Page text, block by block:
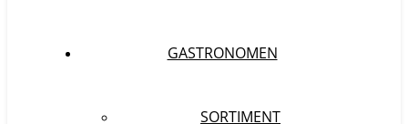
GASTRONOMEN
SORTIMENT